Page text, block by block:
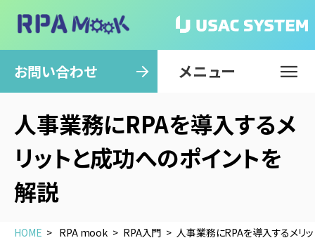
お問い合わせ メニュー
閉じる
人事業務にRPAを導入するメ
リットと成功へのポイントを
解説
HOME RPA mook RPA入門 人事業務にRPAを導入するメリ